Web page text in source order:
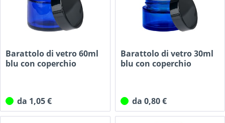
Barattolo di vetro 60ml
blu con coperchio
da 1,05 €
Barattolo di vetro 30ml
blu con coperchio
da 0,80 €